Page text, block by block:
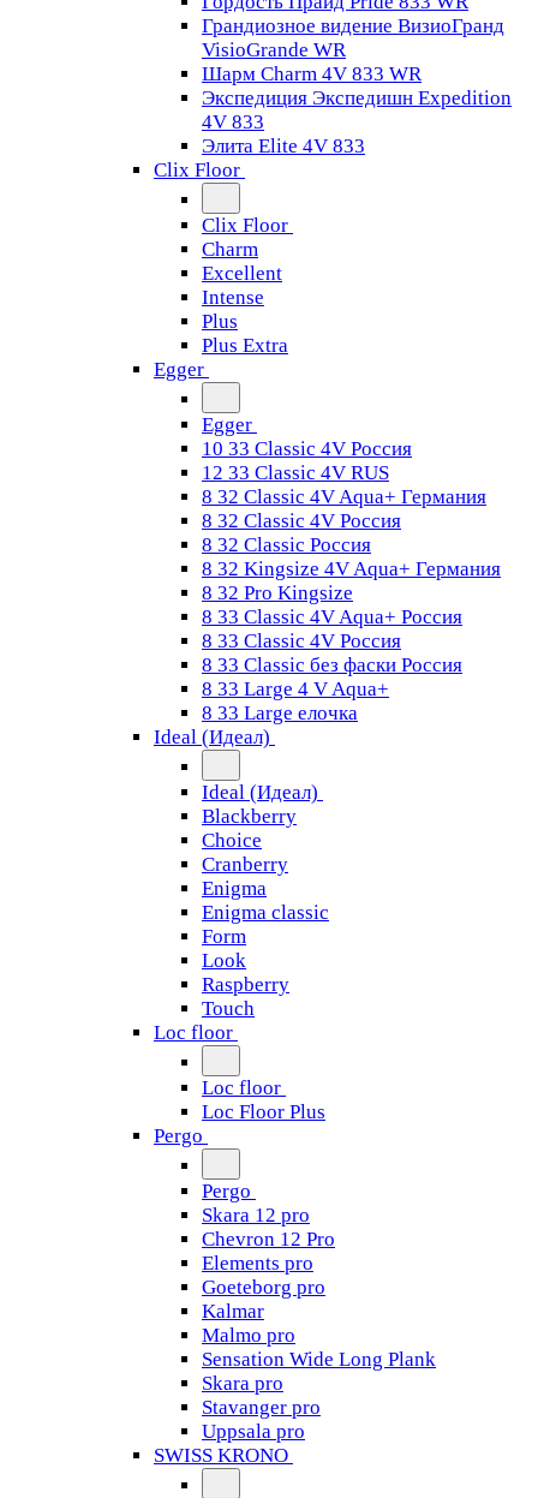
Грандиозное видение ВизиоГранд
VisioGrande WR
Шарм Charm 4V 833 WR
Экспедиция Экспедишн Expedition
4V 833
Элита Elite 4V 833
Clix Floor
Clix Floor
Charm
Excellent
Intense
Plus
Plus Extra
Egger
Egger
10 33 Classic 4V Россия
12 33 Classic 4V RUS
8 32 Classic 4V Aqua+ Германия
8 32 Classic 4V Россия
8 32 Classic Россия
8 32 Kingsize 4V Aqua+ Германия
8 32 Pro Kingsize
8 33 Classic 4V Aqua+ Россия
8 33 Classic 4V Россия
8 33 Classic без фаски Россия
8 33 Large 4 V Aqua+
8 33 Large елочка
Ideal (Идеал)
Ideal (Идеал)
Blackberry
Choice
Cranberry
Enigma
Enigma classic
Form
Look
Raspberry
Touch
Loc floor
Loc floor
Loc Floor Plus
Pergo
Pergo
Skara 12 pro
Chevron 12 Pro
Elements pro
Goeteborg pro
Kalmar
Malmo pro
Sensation Wide Long Plank
Skara pro
Stavanger pro
Uppsala pro
SWISS KRONO